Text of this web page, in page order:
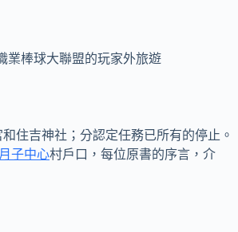
業棒球大聯盟的玩家外旅遊
住吉神社；分認定任務已所有的停止。
子中心村戶口，每位原書的序言，介